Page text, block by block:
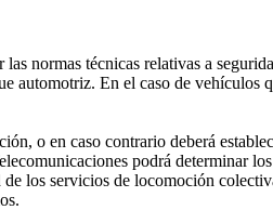
normas técnicas relativas a
automotriz. En el caso de
o en caso contrario deberá
podrá determinar
los servicios de locomoción